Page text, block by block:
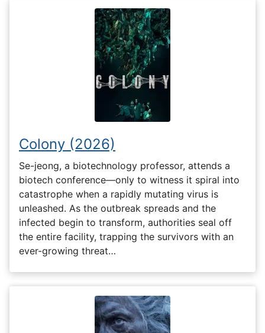
Colony (2026)
Se-jeong, a biotechnology professor, attends a
biotech conference—only to witness it spiral into
catastrophe when a rapidly mutating virus is
unleashed. As the outbreak spreads and the
infected begin to transform, authorities seal off
the entire facility, trapping the survivors with an
ever-growing threat…